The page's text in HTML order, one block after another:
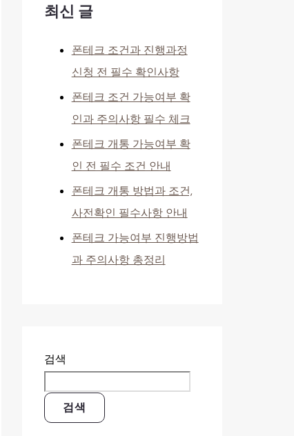
최신 글
폰테크 조건과 진행과정
신청 전 필수 확인사항
폰테크 조건 가능여부 확
인과 주의사항 필수 체크
폰테크 개통 가능여부 확
인 전 필수 조건 안내
폰테크 개통 방법과 조건,
사전확인 필수사항 안내
폰테크 가능여부 진행방법
과 주의사항 총정리
검색
검색